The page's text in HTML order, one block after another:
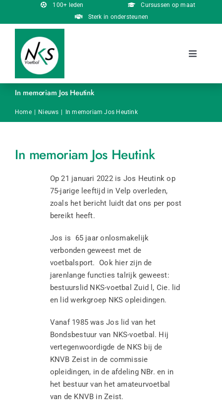
inhoud
100+ leden
Sterk in ondersteunen
Cursussen op maat
Toggle
Over ons
Onderscheidingen
Cursussen
Nieuws
Contact
In memoriam Jos Heutink
Home Nieuws In memoriam Jos Heutink
In memoriam Jos Heutink
Op 21 januari 2022 is Jos Heutink op
75-jarige leeftijd in Velp overleden,
zoals het bericht luidt dat ons per post
bereikt heeft.
Jos is 65 jaar onlosmakelijk
verbonden geweest met de
voetbalsport. Ook hier zijn de
jarenlange functies talrijk geweest:
bestuurslid NKS-voetbal Zuid l, Cie. lid
en lid werkgroep NKS opleidingen.
Vanaf 1985 was Jos lid van het
Bondsbestuur van NKS-voetbal. Hij
vertegenwoordigde de NKS bij de
KNVB Zeist in de commissie
opleidingen, in de afdeling NBr. en in
het bestuur van het amateurvoetbal
van de KNVB in Zeist.